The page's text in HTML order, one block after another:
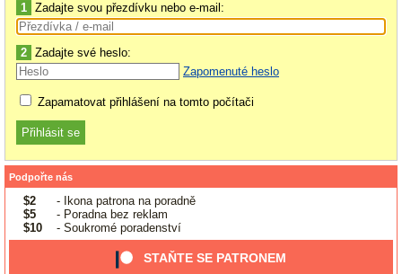
1 Zadajte svou přezdívku nebo e-mail:
2 Zadajte své heslo:
Zapomenuté heslo
Zapamatovat přihlášení na tomto počítači
Podpořte nás
$2
- Ikona patrona na poradně
$5
- Poradna bez reklam
$10
- Soukromé poradenství
STAŇTE SE PATRONEM